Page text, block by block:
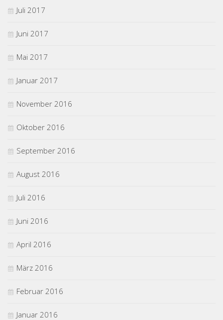
Juli 2017
Juni 2017
Mai 2017
Januar 2017
November 2016
Oktober 2016
September 2016
August 2016
Juli 2016
Juni 2016
April 2016
März 2016
Februar 2016
Januar 2016